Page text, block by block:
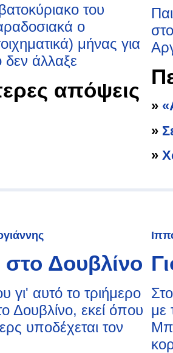
του
ο
μήνας για
δεν άλλαξε
απόψεις
»
»
»
στο Δουβλίνο
γι' αυτό το τριήμερο
Δουβλίνο, εκεί όπου
υποδέχεται τον
με